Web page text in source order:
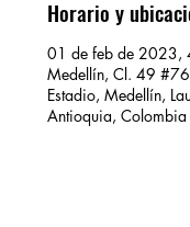
Horario y
01 de feb de 2023,
Medellín, Cl. 49 #76
Estadio, Medellín,
Antioquia, Colombia